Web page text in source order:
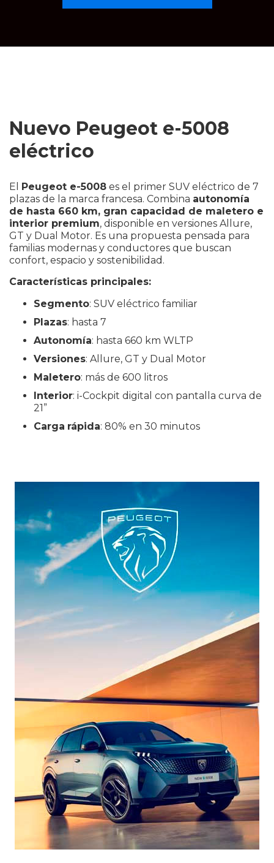
Nuevo Peugeot e-5008
eléctrico
El Peugeot e-5008 es el primer SUV eléctrico de 7
plazas de la marca francesa. Combina autonomía
de hasta 660 km, gran capacidad de maletero e
interior premium, disponible en versiones Allure,
GT y Dual Motor. Es una propuesta pensada para
familias modernas y conductores que buscan
confort, espacio y sostenibilidad.
Características principales:
Segmento: SUV eléctrico familiar
Plazas: hasta 7
Autonomía: hasta 660 km WLTP
Versiones: Allure, GT y Dual Motor
Maletero: más de 600 litros
Interior: i-Cockpit digital con pantalla curva de
21”
Carga rápida: 80% en 30 minutos